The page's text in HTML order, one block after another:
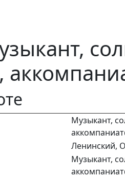
Музыкант,
Ленинский,
Музыкант,